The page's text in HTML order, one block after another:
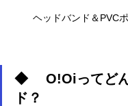
ヘッドバンド＆PVC
◆ 　O!Oiってど
ド？